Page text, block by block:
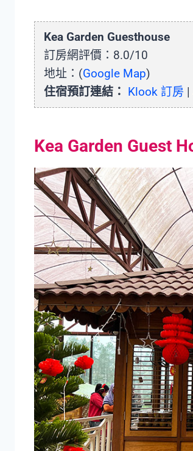
Kea Garden Guesthouse
訂房網評價：8.0/10
地址：(Google Map)
住宿預訂連結： Klook 訂房 |
Kea Garden Guest